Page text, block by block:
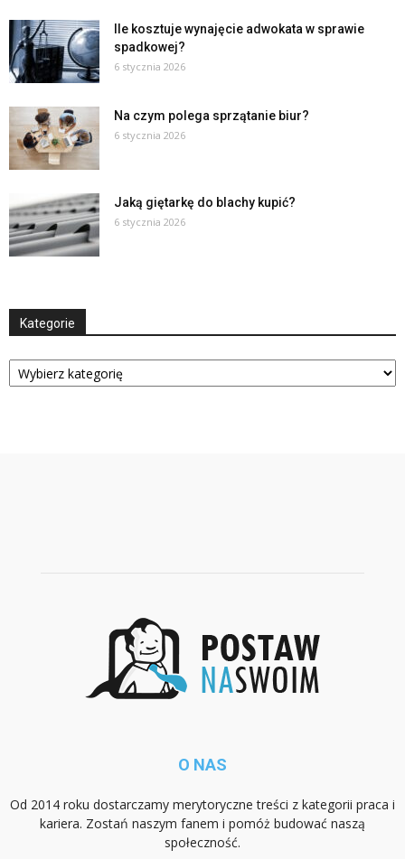
Ile kosztuje wynajęcie adwokata w sprawie
spadkowej?
6 stycznia 2026
Na czym polega sprzątanie biur?
6 stycznia 2026
Jaką giętarkę do blachy kupić?
6 stycznia 2026
Kategorie
Kategorie
O NAS
Od 2014 roku dostarczamy merytoryczne treści z kategorii praca i
kariera. Zostań naszym fanem i pomóż budować naszą
społeczność.